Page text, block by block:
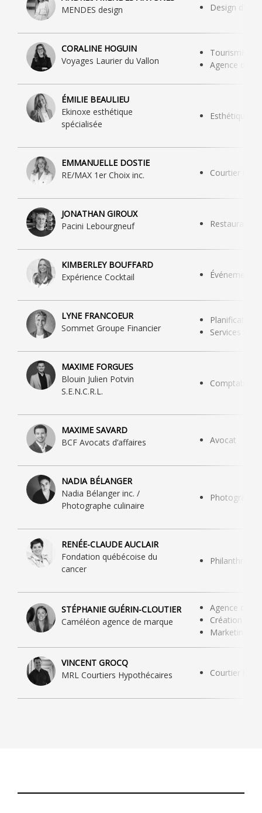
MENDES design
Design
CORALINE HOGUIN
Voyages Laurier du Vallon
Tourisme
Agence de
ÉMILIE BEAULIEU
Ekinoxe esthétique
spécialisée
Esthétique
EMMANUELLE DOSTIE
RE/MAX 1er Choix inc.
Courtier
JONATHAN GIROUX
Pacini Lebourgneuf
Restauration
KIMBERLEY BOUFFARD
Expérience Cocktail
Événementiel
LYNE FRANCOEUR
Sommet Groupe Financier
Planification
Services
MAXIME FORGUES
Blouin Julien Potvin
S.E.N.C.R.L.
Comptabilité
MAXIME SAVARD
BCF Avocats d’affaires
Avocat
NADIA BÉLANGER
Nadia Bélanger inc. /
Photographe culinaire
Photographe
RENÉE-CLAUDE AUCLAIR
Fondation québécoise du
cancer
Philanthropie
STÉPHANIE GUÉRIN-CLOUTIER
Caméléon agence de marque
Agence
Création de
Marketing
VINCENT GROCQ
MRL Courtiers Hypothécaires
Courtier